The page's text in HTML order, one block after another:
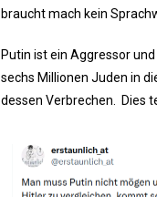
braucht mach kein
Putin ist ein Aggressor
sechs Millionen Juden in
dessen Verbrechen. Dies